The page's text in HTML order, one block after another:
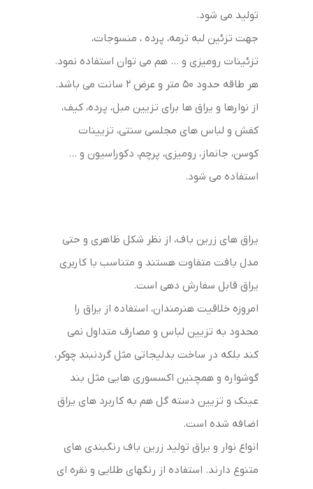
تولید می شود.
جهت تزئین لبه ترمه، پرده ، منسوجات،
تزئینات رومیزی و … هم می توان استفاده نمود.
هر طاقه حدود 50 متر و عرض 2 سانت می باشد.
از نوارها و یراق ها برای تزیین مبل، پرده، کیف،
کفش و لباس های مجلسی سنتی، تزیینات
کوسن، جانماز، رومیزی، پرچم، دکوراسیون و …
استفاده می شود.
یراق های زرین باف، از نظر شکل ظاهری و حتی
مدل بافت متفاوت هستند و متناسب با کاربری
یراق قابل سفارش دهی است.
امروزه خلاقیت هنرمندان، استفاده از یراق را
محدود به تزیین لباس و مصارف متداول نمی
کند بلکه در ساخت بدلیجاتی مثل گردنبند چوکر،
گوشواره و همچنین اکسسوری هایی مثل بند
عینک و تزیین دسته گل هم به کاربرد های یراق
اضافه شده است.
انواع نوار و یراق تولید زرین باف رنگبندی های
متنوع دارند. استفاده از رنگهای طلایی و نقره ای